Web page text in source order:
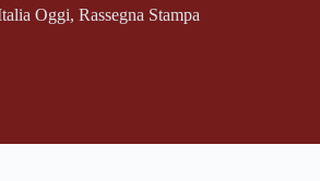
Oggi, Rassegna Stampa